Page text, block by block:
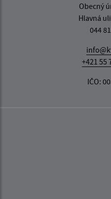
Obecný
Hlavná
044
+421 55
IČO: